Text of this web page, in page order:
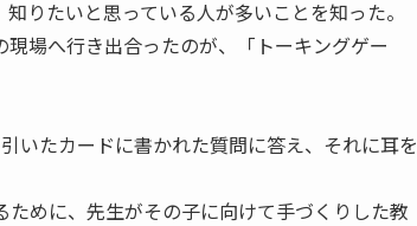
りたいと思っている人が多いことを知った。
場へ行き出合ったのが、「トーキングゲー
いたカードに書かれた質問に答え、それに耳を
ために、先生がその子に向けて手づくりした教